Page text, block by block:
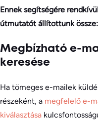
Ennek segítségére
útmutatót állítottunk össze:
Megbízható e-
keresése
Ha tömeges e-mailek
részeként, a megfelelő e-
kiválasztása